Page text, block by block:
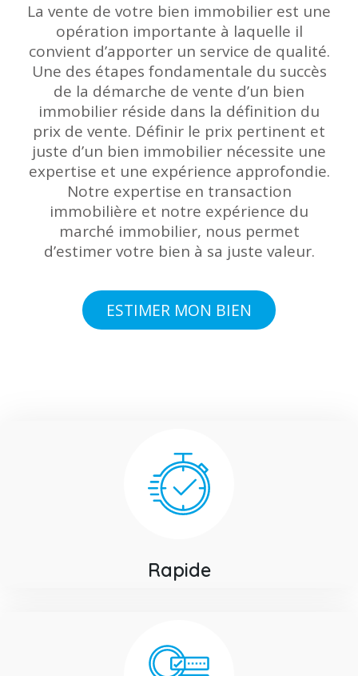
La vente de votre bien immobilier est une
opération importante à laquelle il
convient d’apporter un service de qualité.
Une des étapes fondamentale du succès
de la démarche de vente d’un bien
immobilier réside dans la définition du
prix de vente. Définir le prix pertinent et
juste d’un bien immobilier nécessite une
expertise et une expérience approfondie.
Notre expertise en transaction
immobilière et notre expérience du
marché immobilier, nous permet
d’estimer votre bien à sa juste valeur.
ESTIMER MON BIEN
Rapide